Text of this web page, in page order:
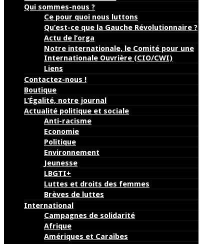
Qui sommes-nous ?
Ce pour quoi nous luttons
Qu’est-ce que la Gauche Révolutionnaire ?
Actu de l’orga
Notre internationale, le Comité pour une
Internationale Ouvrière (CIO/CWI)
Liens
Contactez-nous !
Boutique
L’Égalité, notre journal
Actualité politique et sociale
Anti-racisme
Economie
Politique
Environnement
Jeunesse
LBGTI+
Luttes et droits des femmes
Brèves de luttes
International
Campagnes de solidarité
Afrique
Amériques et Caraïbes